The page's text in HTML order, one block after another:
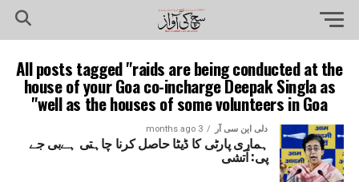
All posts tagged "raids are being conducted at the
house of your Goa co-incharge Deepak Singla as
well as the houses of some volunteers in Goa"
دلی این سی آر 3 months ago
ہماری پارٹی کا ڈیٹا حاصل کرنا چاہتی ہےبی جے
پی: آتشی